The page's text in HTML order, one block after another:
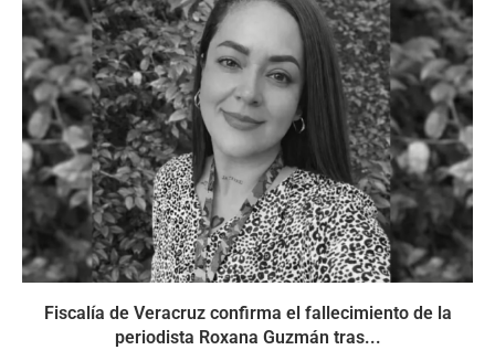
Fiscalía de Veracruz confirma el fallecimiento de la
periodista Roxana Guzmán tras...